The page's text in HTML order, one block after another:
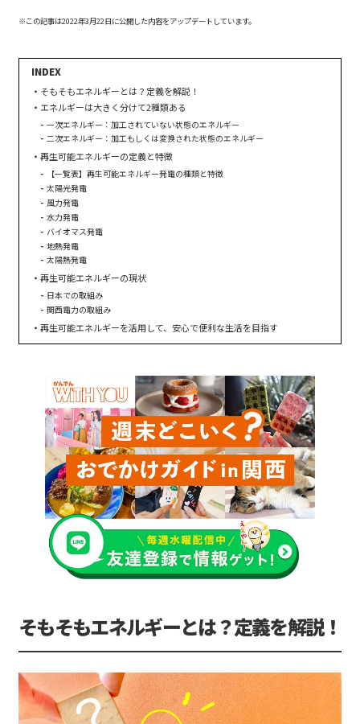
※この記事は2022年3月22日に公開した内容をアップデートしています。
そもそもエネルギーとは？定義を解説！
エネルギーは大きく分けて2種類ある
一次エネルギー：加工されていない状態のエネルギー
二次エネルギー：加工もしくは変換された状態のエネルギー
再生可能エネルギーの定義と特徴
【一覧表】再生可能エネルギー発電の種類と特徴
太陽光発電
風力発電
水力発電
バイオマス発電
地熱発電
太陽熱発電
再生可能エネルギーの現状
日本での取組み
関西電力の取組み
再生可能エネルギーを活用して、安心で便利な生活を目指す
そもそもエネルギーとは？定義を解説！